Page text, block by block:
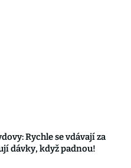
Rychle se vdávají za
dávky, když padnou!